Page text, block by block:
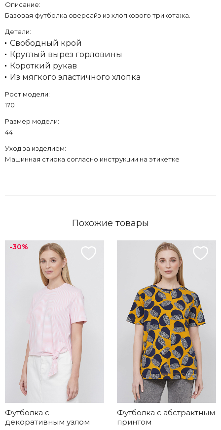
Описание:
Базовая футболка оверсайз из хлопкового трикотажа.
Детали:
Свободный крой
Круглый вырез горловины
Короткий рукав
Из мягкого эластичного хлопка
Рост модели:
170
Размер модели:
44
Уход за изделием:
Машинная стирка согласно инструкции на этикетке
Похожие товары
-30%
Футболка с
декоративным узлом
Футболка с абстрактным
принтом